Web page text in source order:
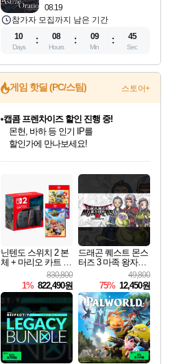
08.19
참가자 모집까지 남은 기간
10
Days
08
Hours
09
Min
44
Sec
게임 핫딜 (PC/스팀) 스토어+
최대 90% 할인가를 만나보세요!
네이버혜택과 함께 만나보세요!
네이버 혜택가와 함께 예약하세요!
할인&네이버혜택으로 만나보세요!
네이버페이 혜택과 만나보세요!
40주년 프로모션으로 만나보세요!
캡콤 프렌차이즈 할인 진행 중!
몬헌, 바하 등 인기 IP를
할인가에 만나보세요!
닌텐도 스위치 2 본
체 + 마리오 카트 월
드 + 슈퍼 마리오 파
티 잼버리 닌텐도
스위치 2 에디션 +
잼버리 TV 번들
830,800
1% 822,490원
드래곤 퀘스트 몬스
터즈 3 마족 왕자와
엘프의 여행 Dragon
Quest Monsters The
Dark Prince
49,800
75% 12,450원